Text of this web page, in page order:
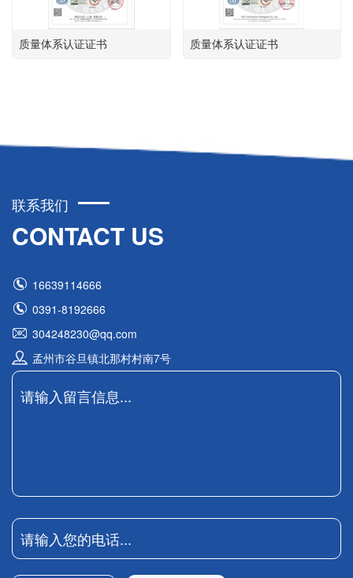
质量体系认证证书 质量体系认证证书
联系我们
CONTACT US
 16639114666
 0391-8192666
 304248230@qq.com
 孟州市谷旦镇北那村村南7号